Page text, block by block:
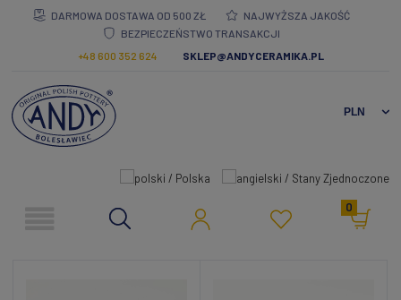
DARMOWA DOSTAWA OD 500 ZŁ
NAJWYŻSZA JAKOŚĆ
BEZPIECZEŃSTWO TRANSAKCJI
+48 600 352 624
SKLEP@ANDYCERAMIKA.PL
0